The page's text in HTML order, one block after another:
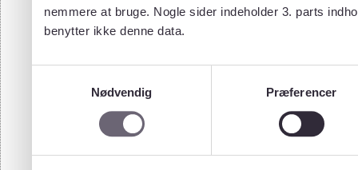
nemmere at bruge. Nogle sider indeholder 3. parts
benytter ikke denne data.
Nødvendig
Præferencer